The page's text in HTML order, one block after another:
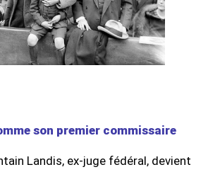
son premier commissaire
Landis, ex-juge fédéral, devient